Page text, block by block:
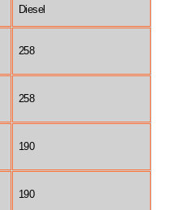
Diesel
258
258
190
190